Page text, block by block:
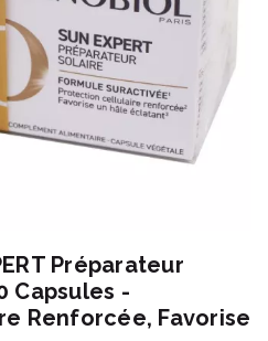
Préparateur
Capsules -
Renforcée, Favorise